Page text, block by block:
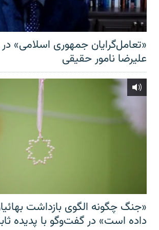
«تعامل‌گرایان جمهوری اسلامی»
علیرضا نامور حقیقی
«جنگ چگونه الگوی بازداشت
داده است» در گفت‌وگو با پدیده